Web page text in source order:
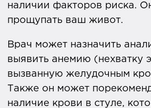
наличии факторов риска.
прощупать ваш живот.
Врач может назначить
выявить анемию (нехватку
вызванную желудочным
Также он может
наличие крови в стуле,